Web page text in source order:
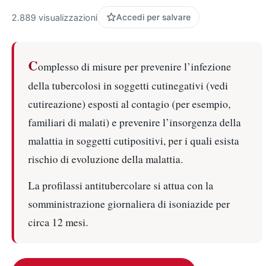
2.889 visualizzazioni Accedi per salvare
Complesso di misure per prevenire l’infezione
della tubercolosi in soggetti cutinegativi (vedi
cutireazione) esposti al contagio (per esempio,
familiari di malati) e prevenire l’insorgenza della
malattia in soggetti cutipositivi, per i quali esista
rischio di evoluzione della malattia.
La profilassi antitubercolare si attua con la
somministrazione giornaliera di isoniazide per
circa 12 mesi.